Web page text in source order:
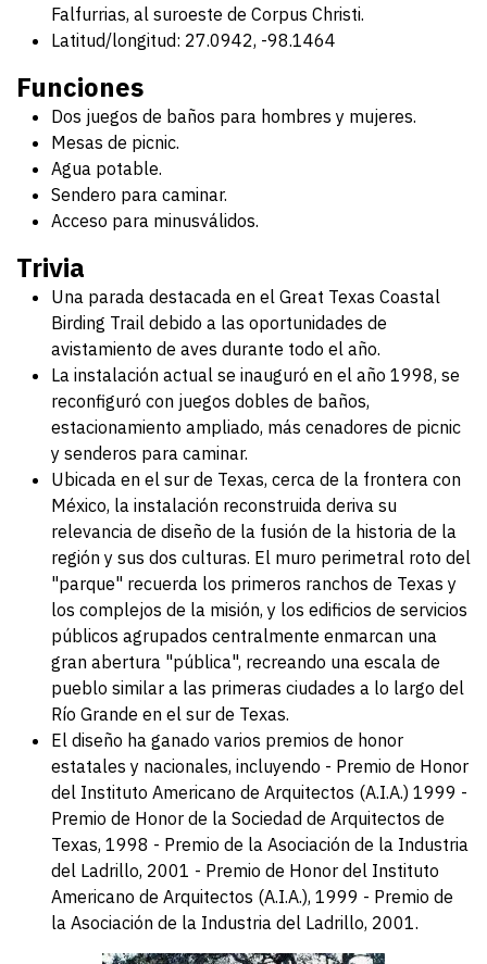
Falfurrias, al suroeste de Corpus Christi.
Latitud/longitud: 27.0942, -98.1464
Funciones
Dos juegos de baños para hombres y mujeres.
Mesas de picnic.
Agua potable.
Sendero para caminar.
Acceso para minusválidos.
Trivia
Una parada destacada en el Great Texas Coastal
Birding Trail debido a las oportunidades de
avistamiento de aves durante todo el año.
La instalación actual se inauguró en el año 1998, se
reconfiguró con juegos dobles de baños,
estacionamiento ampliado, más cenadores de picnic
y senderos para caminar.
Ubicada en el sur de Texas, cerca de la frontera con
México, la instalación reconstruida deriva su
relevancia de diseño de la fusión de la historia de la
región y sus dos culturas. El muro perimetral roto del
"parque" recuerda los primeros ranchos de Texas y
los complejos de la misión, y los edificios de servicios
públicos agrupados centralmente enmarcan una
gran abertura "pública", recreando una escala de
pueblo similar a las primeras ciudades a lo largo del
Río Grande en el sur de Texas.
El diseño ha ganado varios premios de honor
estatales y nacionales, incluyendo - Premio de Honor
del Instituto Americano de Arquitectos (A.I.A.) 1999 -
Premio de Honor de la Sociedad de Arquitectos de
Texas, 1998 - Premio de la Asociación de la Industria
del Ladrillo, 2001 - Premio de Honor del Instituto
Americano de Arquitectos (A.I.A.), 1999 - Premio de
la Asociación de la Industria del Ladrillo, 2001.